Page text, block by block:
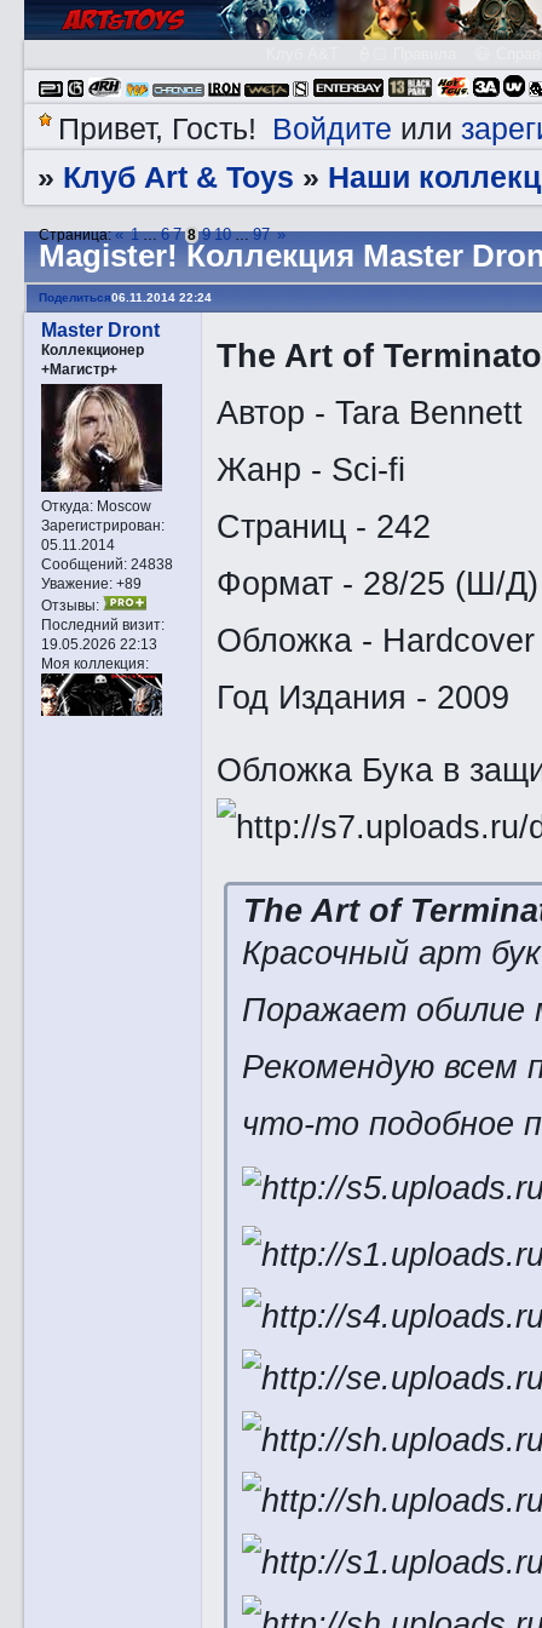
Привет, Гость! Войдите или
» Клуб Art & Toys » Наши
Magister! Коллекция Master
Страница:« 1 … 6 7 8 9 10 … 97 »
Поделиться06.11.2014 22:24
Master Dront
Коллекционер
+Магистр+
Откуда:Moscow
Зарегистрирован:
05.11.2014
Сообщений:24838
Уважение: +89
Отзывы:
Последний визит:
19.05.2026 22:13
Моя коллекция:
The Art of
Автор - Tara Bennett
Жанр - Sci-fi
Страниц - 242
Формат - 28/25 (Ш/Д)
Обложка - Hardcover
Год Издания - 2009
Обложка Бука в
The Art of
Красочный арт
Поражает обилие
Рекомендую всем
что-то подобное